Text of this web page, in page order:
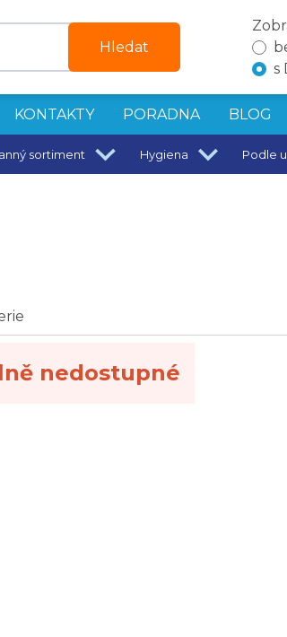
Hledat
s
KONTAKTY PORADNA BLOG
sortiment Hygiena Podle
nedostupné